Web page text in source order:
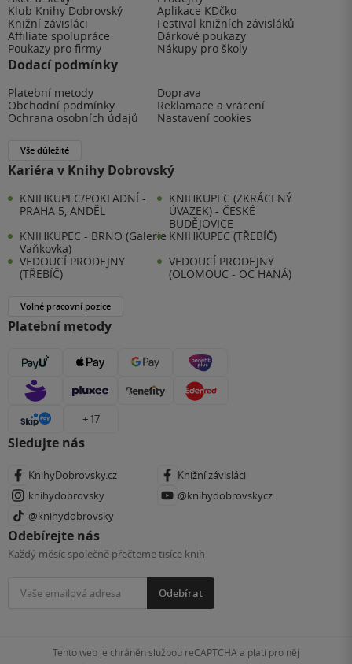
Klub Knihy Dobrovský
Aplikace KDčko
Knižní závisláci
Festival knižních závisláků
Affiliate spolupráce
Dárkové poukazy
Poukazy pro firmy
Nákupy pro školy
Dodací podmínky
Platební metody
Doprava
Obchodní podmínky
Reklamace a vrácení
Ochrana osobních údajů
Nastavení cookies
Vše důležité
Kariéra v Knihy Dobrovský
KNIHKUPEC/POKLADNÍ -
PRAHA 5, ANDĚL
KNIHKUPEC (ZKRÁCENÝ
ÚVAZEK) - ČESKÉ
BUDĚJOVICE
KNIHKUPEC - BRNO (Galerie
Vaňkovka)
KNIHKUPEC (TŘEBÍČ)
VEDOUCÍ PRODEJNY
(TŘEBÍČ)
VEDOUCÍ PRODEJNY
(OLOMOUC - OC HANÁ)
Volné pracovní pozice
Platební metody
+ 17
Sledujte nás
KnihyDobrovsky.cz
Knižní závisláci
knihydobrovsky
@knihydobrovskycz
@knihydobrovsky
Odebírejte nás
Každý měsíc společně přečteme tisíce knih
Odebírat
Tento web je chráněn službou reCAPTCHA a platí pro něj